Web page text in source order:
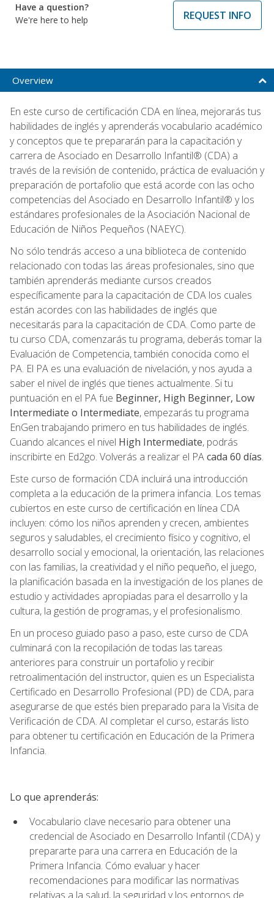
Have a question?
We're here to help
REQUEST INFO
Overview
En este curso de certificación CDA en línea, mejorarás tus
habilidades de inglés y aprenderás vocabulario académico
y conceptos que te prepararán para la capacitación y
carrera de Asociado en Desarrollo Infantil® (CDA) a
través de la revisión de contenido, práctica de evaluación y
preparación de portafolio que está acorde con las ocho
competencias del Asociado en Desarrollo Infantil® y los
estándares profesionales de la Asociación Nacional de
Educación de Niños Pequeños (NAEYC).
No sólo tendrás acceso a una biblioteca de contenido
relacionado con todas las áreas profesionales, sino que
también aprenderás mediante cursos creados
específicamente para la capacitación de CDA los cuales
están acordes con las habilidades de inglés que
necesitarás para la capacitación de CDA. Como parte de
tu curso CDA, comenzarás tu programa, deberás tomar la
Evaluación de Competencia, también conocida como el
PA. El PA es una evaluación de nivelación, y nos ayuda a
saber el nivel de inglés que tienes actualmente. Si tu
puntuación en el PA fue Beginner, High Beginner, Low
Intermediate o Intermediate, empezarás tu programa
EnGen trabajando primero en tus habilidades de inglés.
Cuando alcances el nivel High Intermediate, podrás
inscribirte en Ed2go. Volverás a realizar el PAcada 60 días.
Este curso de formación CDA incluirá una introducción
completa a la educación de la primera infancia. Los temas
cubiertos en este curso de certificación en línea CDA
incluyen: cómo los niños aprenden y crecen, ambientes
seguros y saludables, el crecimiento físico y cognitivo, el
desarrollo social y emocional, la orientación, las relaciones
con las familias, la creatividad y el niño pequeño, el juego,
la planificación basada en la investigación de los planes de
estudio y actividades apropiadas para el desarrollo y la
cultura, la gestión de programas, y el profesionalismo.
En un proceso guiado paso a paso, este curso de CDA
culminará con la recopilación de todas las tareas
anteriores para construir un portafolio y recibir
retroalimentación del instructor, quien es un Especialista
Certificado en Desarrollo Profesional (PD) de CDA, para
asegurarse de que estés bien preparado para la Visita de
Verificación de CDA. Al completar el curso, estarás listo
para obtener tu certificación en Educación de la Primera
Infancia.
Lo que aprenderás:
Vocabulario clave necesario para obtener una
credencial de Asociado en Desarrollo Infantil (CDA) y
prepararte para una carrera en Educación de la
Primera Infancia. Cómo evaluar y hacer
recomendaciones para modificar las normativas
relativas a la salud, la seguridad y los entornos de